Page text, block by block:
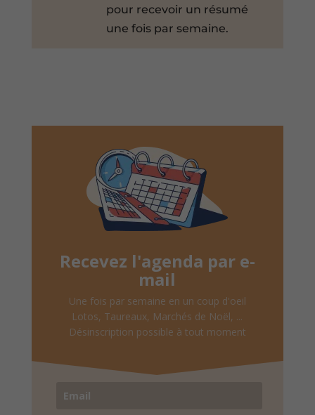
pour recevoir un résumé
une fois par semaine.
Recevez l'agenda par e-
mail
Une fois par semaine en un coup d'oeil
Lotos, Taureaux, Marchés de Noël, ...
Désinscription possible à tout moment